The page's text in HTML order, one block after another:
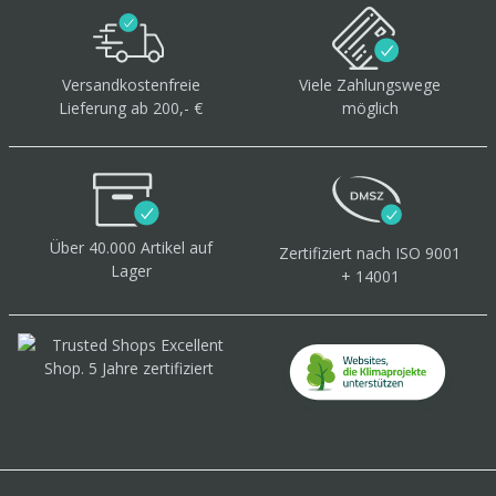
Versandkostenfreie
Lieferung ab 200,- €
Viele Zahlungswege
möglich
Über 40.000 Artikel auf
Lager
Zertifiziert nach ISO 9001
+ 14001